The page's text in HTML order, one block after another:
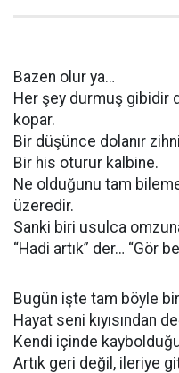
Bazen olur ya…
Her şey durmuş gibidir
kopar.
Bir düşünce dolanır
Bir his oturur kalbine.
Ne olduğunu tam
üzeredir.
Sanki biri usulca
“Hadi artık” der… “Gör
Bugün işte tam böyle
Hayat seni kıyısından
Kendi içinde
Artık geri değil, ileriye